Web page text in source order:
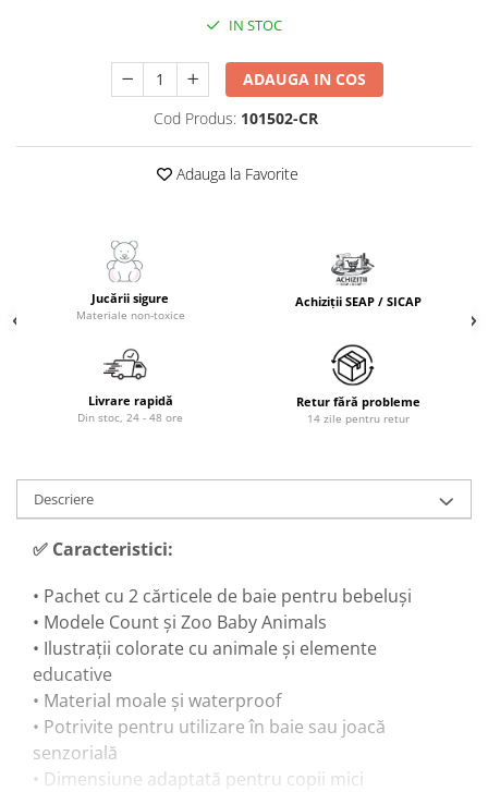
IN STOC
ADAUGA IN COS
Cod Produs: 101502-CR
Adauga la Favorite
Jucării sigure
Materiale non-toxice
Achiziții SEAP / SICAP
Livrare rapidă
Din stoc, 24 - 48 ore
Retur fără probleme
14 zile pentru retur
Descriere
✅ Caracteristici:
• Pachet cu 2 cărticele de baie pentru bebeluși
• Modele Count și Zoo Baby Animals
• Ilustrații colorate cu animale și elemente
educative
• Material moale și waterproof
• Potrivite pentru utilizare în baie sau joacă
senzorială
• Dimensiune adaptată pentru copii mici